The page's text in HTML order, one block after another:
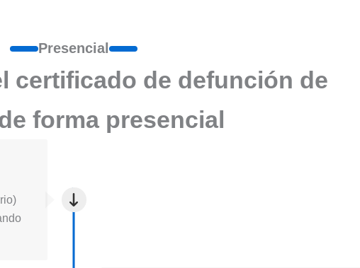
Presencial
certificado de defunción de
forma presencial